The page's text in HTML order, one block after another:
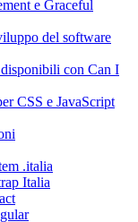
e Graceful
del software
con Can I
CSS e JavaScript
.italia
Italia